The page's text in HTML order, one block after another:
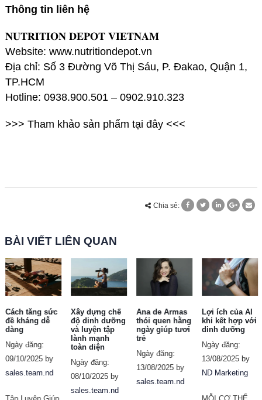
Thông tin liên hệ
𝐍𝐔𝐓𝐑𝐈𝐓𝐈𝐎𝐍 𝐃𝐄𝐏𝐎𝐓 𝐕𝐈𝐄𝐓𝐍𝐀𝐌
Website: www.nutritiondepot.vn
Địa chỉ: Số 3 Đường Võ Thị Sáu, P. Đakao, Quận 1,
TP.HCM
Hotline: 0938.900.501 – 0902.910.323
>>> Tham khảo sản phẩm tại đây <<<
Chia sẻ:
BÀI VIẾT LIÊN QUAN
Cách tăng sức
đề kháng dễ
dàng
Ngày đăng:
09/10/2025 by
sales.team.nd
Xây dựng chế
độ dinh dưỡng
và luyện tập
lành mạnh
toàn diện
Ngày đăng:
08/10/2025 by
sales.team.nd
Ana de Armas
thói quen hằng
ngày giúp tươi
trẻ
Ngày đăng:
13/08/2025 by
sales.team.nd
Lợi ích của AI
khi kết hợp với
dinh dưỡng
Ngày đăng:
13/08/2025 by
ND Marketing